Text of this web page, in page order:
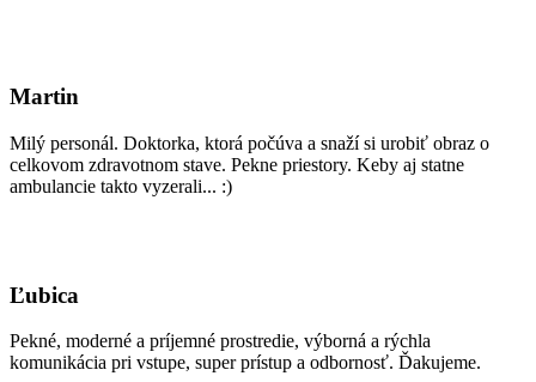
Martin
Milý personál. Doktorka, ktorá počúva a snaží si urobiť obraz o
celkovom zdravotnom stave. Pekne priestory. Keby aj statne
ambulancie takto vyzerali... :)
Ľubica
Pekné, moderné a príjemné prostredie, výborná a rýchla
komunikácia pri vstupe, super prístup a odbornosť. Ďakujeme.